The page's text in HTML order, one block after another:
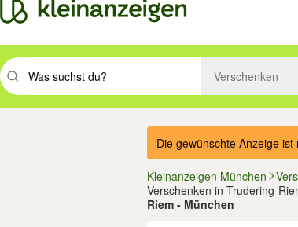
Suchbegriff eingeben. Eingabetaste drücken um zu
Verschenken
Die gewünschte Anzeige
Kleinanzeigen München
Verschenken in Trudering-
Riem - München